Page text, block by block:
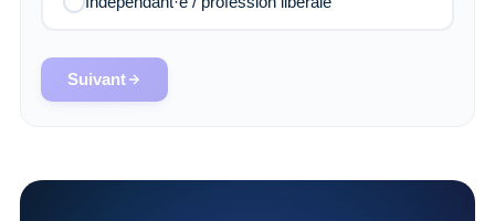
Suivant